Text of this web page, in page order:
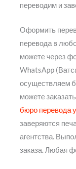
переводим и
Оформить
перевода в
можете через
WhatsApp
осуществляем
можете
бюро перевода
заверяются
агентства.
заказа. Любая